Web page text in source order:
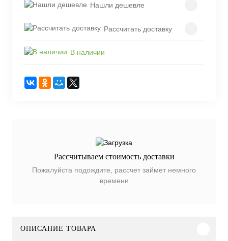
Нашли дешевле
Рассчитать доставку
В наличии
Рассчитываем стоимость доставки
Пожалуйста подождите, рассчет займет немного
времени
ОПИСАНИЕ ТОВАРА